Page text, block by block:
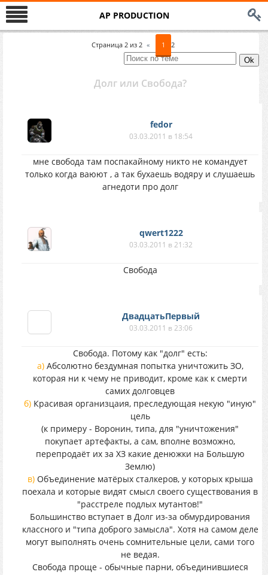
AP PRODUCTION
Страница 2 из 2 « 1 2
Долг или Свобода?
fedor
03.03.2011 в 18:54
мне свобода там поспакайному никто не командует
только когда ваюют , а так бухаешь водяру и слушаешь
агнедоти про долг
qwert1222
03.03.2011 в 21:32
Свобода
ДвадцатьПервый
03.03.2011 в 23:06
Свобода. Потому как "долг" есть:
а)Абсолютно бездумная попытка уничтожить ЗО,
которая ни к чему не приводит, кроме как к смерти
самих долговцев
б) Красивая организцаия, преследующая некую "иную"
цель
(к примеру - Воронин, типа, для "уничтожения"
покупает артефакты, а сам, вполне возможно,
перепродаёт их за ХЗ какие денюжки на Большую
Землю)
в)Объединение матёрых сталкеров, у которых крыша
поехала и которые видят смысл своего существования в
"расстреле подлых мутантов!"
Большинство вступает в Долг из-за обмурдирования
классного и "типа доброго замысла". Хотя на самом деле
могут выполнять очень сомнительные цели, сами того
не ведая.
Свобода проще - обычные парни, объединившиеся